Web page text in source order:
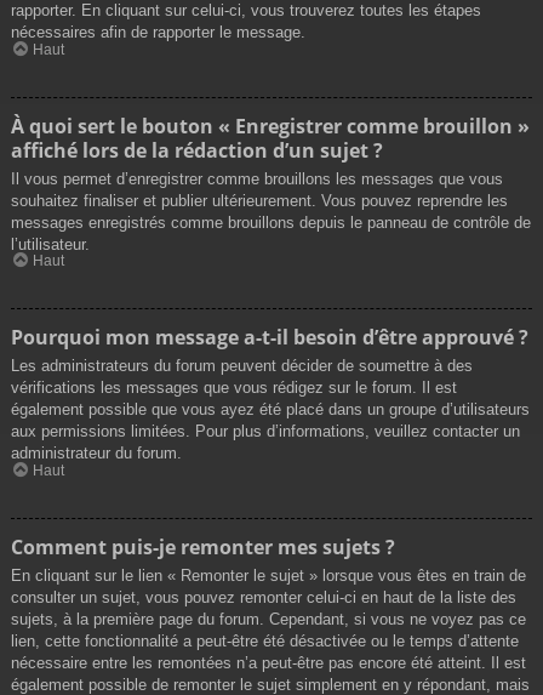
rapporter. En cliquant sur celui-ci, vous trouverez toutes les étapes
nécessaires afin de rapporter le message.
Haut
À quoi sert le bouton « Enregistrer comme brouillon »
affiché lors de la rédaction d’un sujet ?
Il vous permet d’enregistrer comme brouillons les messages que vous
souhaitez finaliser et publier ultérieurement. Vous pouvez reprendre les
messages enregistrés comme brouillons depuis le panneau de contrôle de
l’utilisateur.
Haut
Pourquoi mon message a-t-il besoin d’être approuvé ?
Les administrateurs du forum peuvent décider de soumettre à des
vérifications les messages que vous rédigez sur le forum. Il est
également possible que vous ayez été placé dans un groupe d’utilisateurs
aux permissions limitées. Pour plus d’informations, veuillez contacter un
administrateur du forum.
Haut
Comment puis-je remonter mes sujets ?
En cliquant sur le lien « Remonter le sujet » lorsque vous êtes en train de
consulter un sujet, vous pouvez remonter celui-ci en haut de la liste des
sujets, à la première page du forum. Cependant, si vous ne voyez pas ce
lien, cette fonctionnalité a peut-être été désactivée ou le temps d’attente
nécessaire entre les remontées n’a peut-être pas encore été atteint. Il est
également possible de remonter le sujet simplement en y répondant, mais